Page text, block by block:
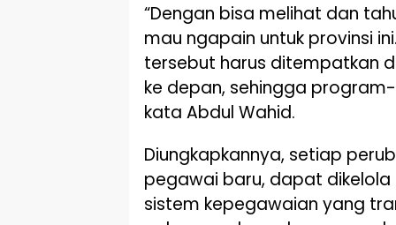
“Dengan bisa melihat dan
mau ngapain untuk provinsi
tersebut harus ditempatkan
ke depan, sehingga
kata Abdul Wahid.
Diungkapkannya, setiap
pegawai baru, dapat
sistem kepegawaian yang